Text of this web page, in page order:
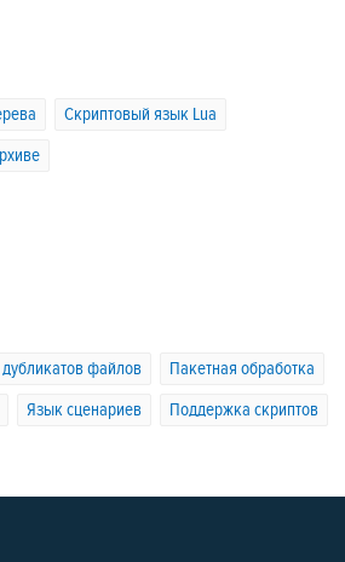
Скриптовый язык Lua
файлов
Пакетная обработка
Язык сценариев Поддержка скриптов